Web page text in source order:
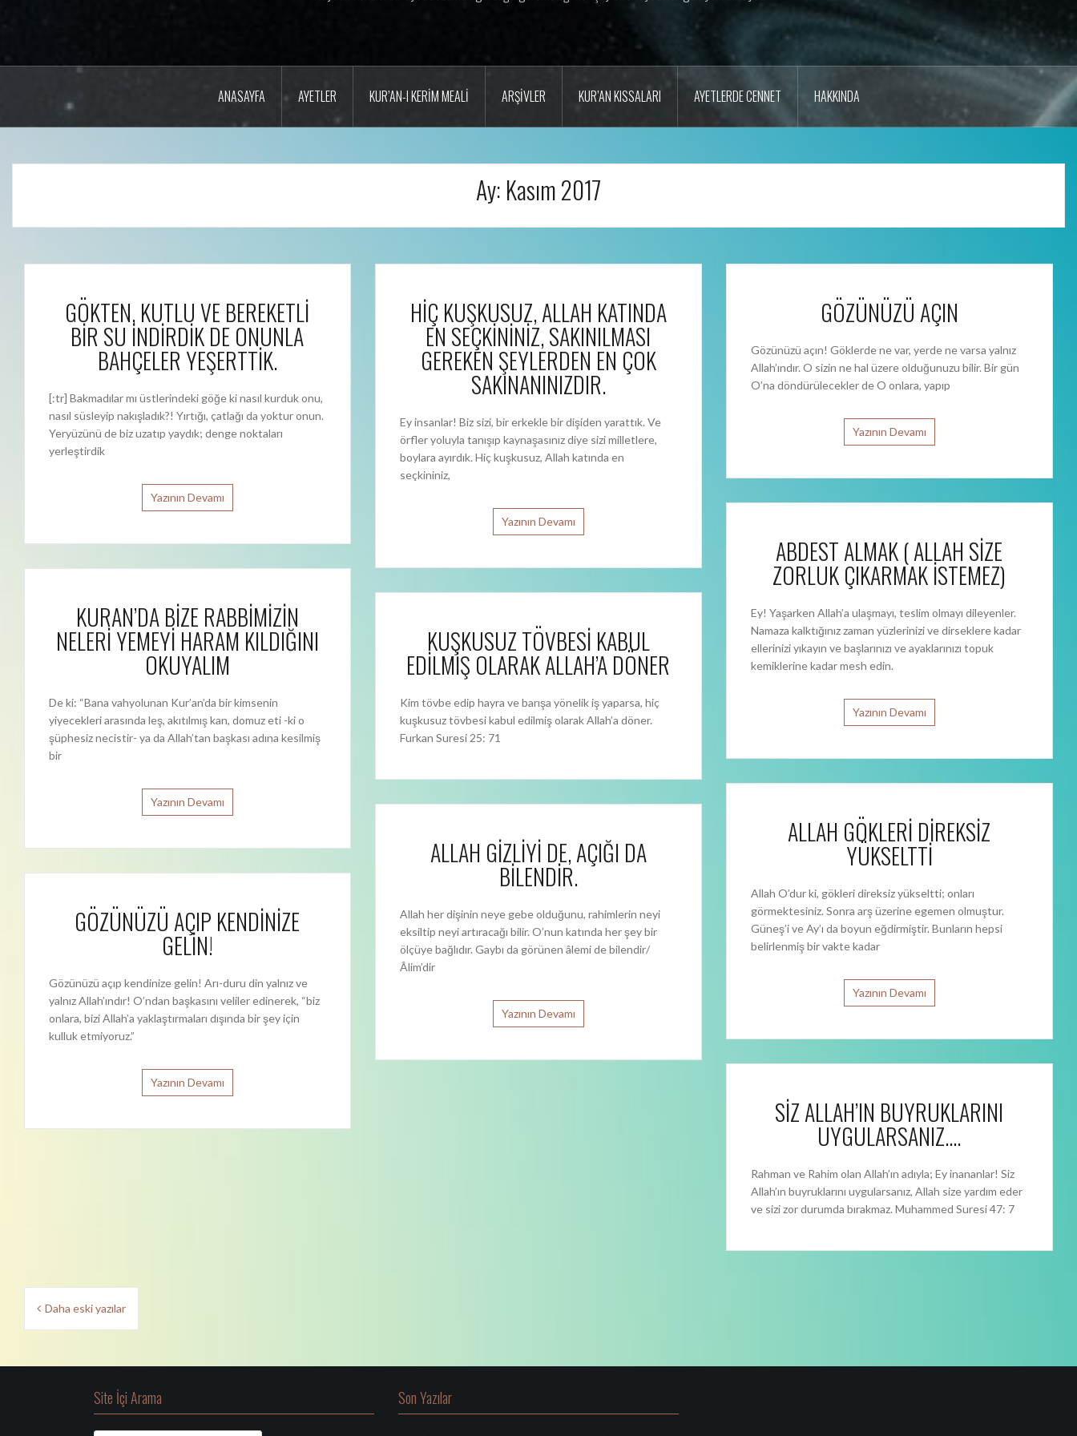
ANASAYFA AYETLER KUR’AN-I KERIM MEALI ARŞIVLER KUR’AN KISSALARI AYETLERDE CENNET HAKKINDA
Ay: Kasım 2017
GÖKTEN, KUTLU VE BEREKETLİ
BİR SU İNDİRDİK DE ONUNLA
BAHÇELER YEŞERTTİK.
[:tr] Bakmadılar mı üstlerindeki göğe ki nasıl kurduk onu,
nasıl süsleyip nakışladık?! Yırtığı, çatlağı da yoktur onun.
Yeryüzünü de biz uzatıp yaydık; denge noktaları
yerleştirdik
Yazının Devamı
HİÇ KUŞKUSUZ, ALLAH KATINDA
EN SEÇKİNİNİZ, SAKINILMASI
GEREKEN ŞEYLERDEN EN ÇOK
SAKINANINIZDIR.
Ey insanlar! Biz sizi, bir erkekle bir dişiden yarattık. Ve
örfler yoluyla tanışıp kaynaşasınız diye sizi milletlere,
boylara ayırdık. Hiç kuşkusuz, Allah katında en
seçkininiz,
Yazının Devamı
GÖZÜNÜZÜ AÇIN
Gözünüzü açın! Göklerde ne var, yerde ne varsa yalnız
Allah’ındır. O sizin ne hal üzere olduğunuzu bilir. Bir gün
O’na döndürülecekler de O onlara, yapıp
Yazının Devamı
ABDEST ALMAK ( ALLAH SİZE
ZORLUK ÇIKARMAK İSTEMEZ)
Ey! Yaşarken Allah’a ulaşmayı, teslim olmayı dileyenler.
Namaza kalktığınız zaman yüzlerinizi ve dirseklere kadar
ellerinizi yıkayın ve başlarınızı ve ayaklarınızı topuk
kemiklerine kadar mesh edin.
Yazının Devamı
KURAN’DA BİZE RABBİMİZİN
NELERİ YEMEYİ HARAM KILDIĞINI
OKUYALIM
De ki: “Bana vahyolunan Kur’an’da bir kimsenin
yiyecekleri arasında leş, akıtılmış kan, domuz eti -ki o
şüphesiz necistir- ya da Allah’tan başkası adına kesilmiş
bir
Yazının Devamı
KUŞKUSUZ TÖVBESİ KABUL
EDİLMİŞ OLARAK ALLAH’A DÖNER
Kim tövbe edip hayra ve barışa yönelik iş yaparsa, hiç
kuşkusuz tövbesi kabul edilmiş olarak Allah’a döner.
Furkan Suresi 25: 71
ALLAH GÖKLERİ DİREKSİZ
YÜKSELTTİ
Allah O’dur ki, gökleri direksiz yükseltti; onları
görmektesiniz. Sonra arş üzerine egemen olmuştur.
Güneş’i ve Ay’ı da boyun eğdirmiştir. Bunların hepsi
belirlenmiş bir vakte kadar
Yazının Devamı
ALLAH GİZLİYİ DE, AÇIĞI DA
BİLENDİR.
Allah her dişinin neye gebe olduğunu, rahimlerin neyi
eksiltip neyi artıracağı bilir. O’nun katında her şey bir
ölçüye bağlıdır. Gaybı da görünen âlemi de bilendir/
Âlim’dir
Yazının Devamı
GÖZÜNÜZÜ AÇIP KENDİNİZE
GELİN!
Gözünüzü açıp kendinize gelin! Arı-duru din yalnız ve
yalnız Allah’ındır! O’ndan başkasını veliler edinerek, “biz
onlara, bizi Allah’a yaklaştırmaları dışında bir şey için
kulluk etmiyoruz.”
Yazının Devamı
SİZ ALLAH’IN BUYRUKLARINI
UYGULARSANIZ….
Rahman ve Rahim olan Allah’ın adıyla; Ey inananlar! Siz
Allah’ın buyruklarını uygularsanız, Allah size yardım eder
ve sizi zor durumda bırakmaz. Muhammed Suresi 47: 7
a
z
Daha eski yazılar
Site İçi Arama Son Yazılar